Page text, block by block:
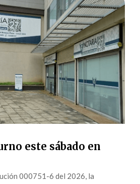
este sábado en
000751-6 del 2026, la